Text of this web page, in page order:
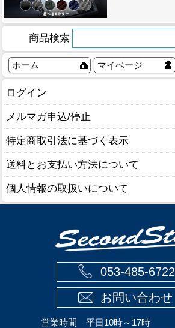
商品検索
ホーム マイページ
ログイン
メルマガ申込/停止
特定商取引法に基づく表示
送料とお支払い方法について
個人情報の取扱いについて
053-485-6722
お問い合わせ
営業時間 平日10時～17時